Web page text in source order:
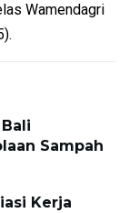
Wamendagri
Sampah
Kerja